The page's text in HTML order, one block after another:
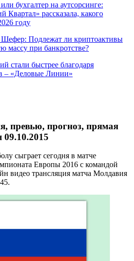
бухгалтер на аутсорсинге:
Квартал» рассказала, какого
году
Подлежат ли криптоактивы
массу при банкротстве?
стали быстрее благодаря
– «Деловые Линии»
превью, прогноз, прямая
09.10.2015
сыграет сегодня в матче
Европы 2016 с командой
видео трансляция матча Молдавия